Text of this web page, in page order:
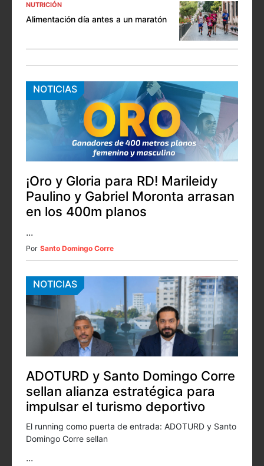
NUTRICIÓN
Alimentación día antes a un maratón
NOTICIAS
¡Oro y Gloria para RD! Marileidy
Paulino y Gabriel Moronta arrasan
en los 400m planos
...
Por Santo Domingo Corre
NOTICIAS
ADOTURD y Santo Domingo Corre
sellan alianza estratégica para
impulsar el turismo deportivo
El running como puerta de entrada: ADOTURD y Santo
Domingo Corre sellan
...